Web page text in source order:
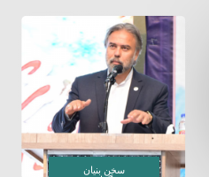
سخن بنیان